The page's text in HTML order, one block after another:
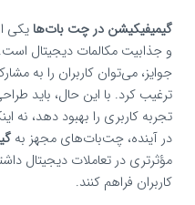
گیمیفیکیشن در چت‌ بات‌ها یکی
و جذابیت مکالمات دیجیتال است.
جوایز، می‌توان کاربران را به
ترغیب کرد. با این حال، باید
تجربه کاربری را بهبود دهد، نه
در آینده، چت‌بات‌های مجهز به
مؤثرتری در تعاملات دیجیتال
کاربران فراهم کنند.